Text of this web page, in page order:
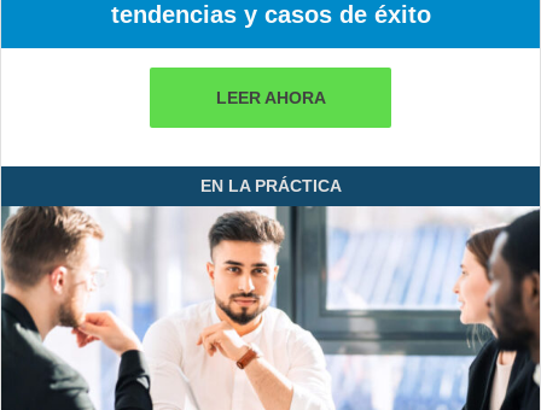
tendencias y casos de éxito
LEER AHORA
EN LA PRÁCTICA